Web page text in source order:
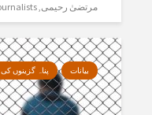
مرتضیٰ رحیمی
بیانات پناہ گزینوں کی